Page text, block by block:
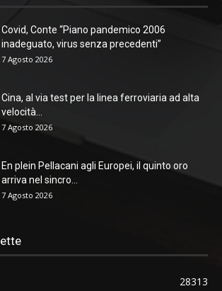
Covid, Conte “Piano pandemico 2006
inadeguato, virus senza precedenti”
7 Agosto 2026
Cina, al via test per la linea ferroviaria ad alta
velocità...
7 Agosto 2026
En plein Pellacani agli Europei, il quinto oro
arriva nel sincro...
7 Agosto 2026
28313